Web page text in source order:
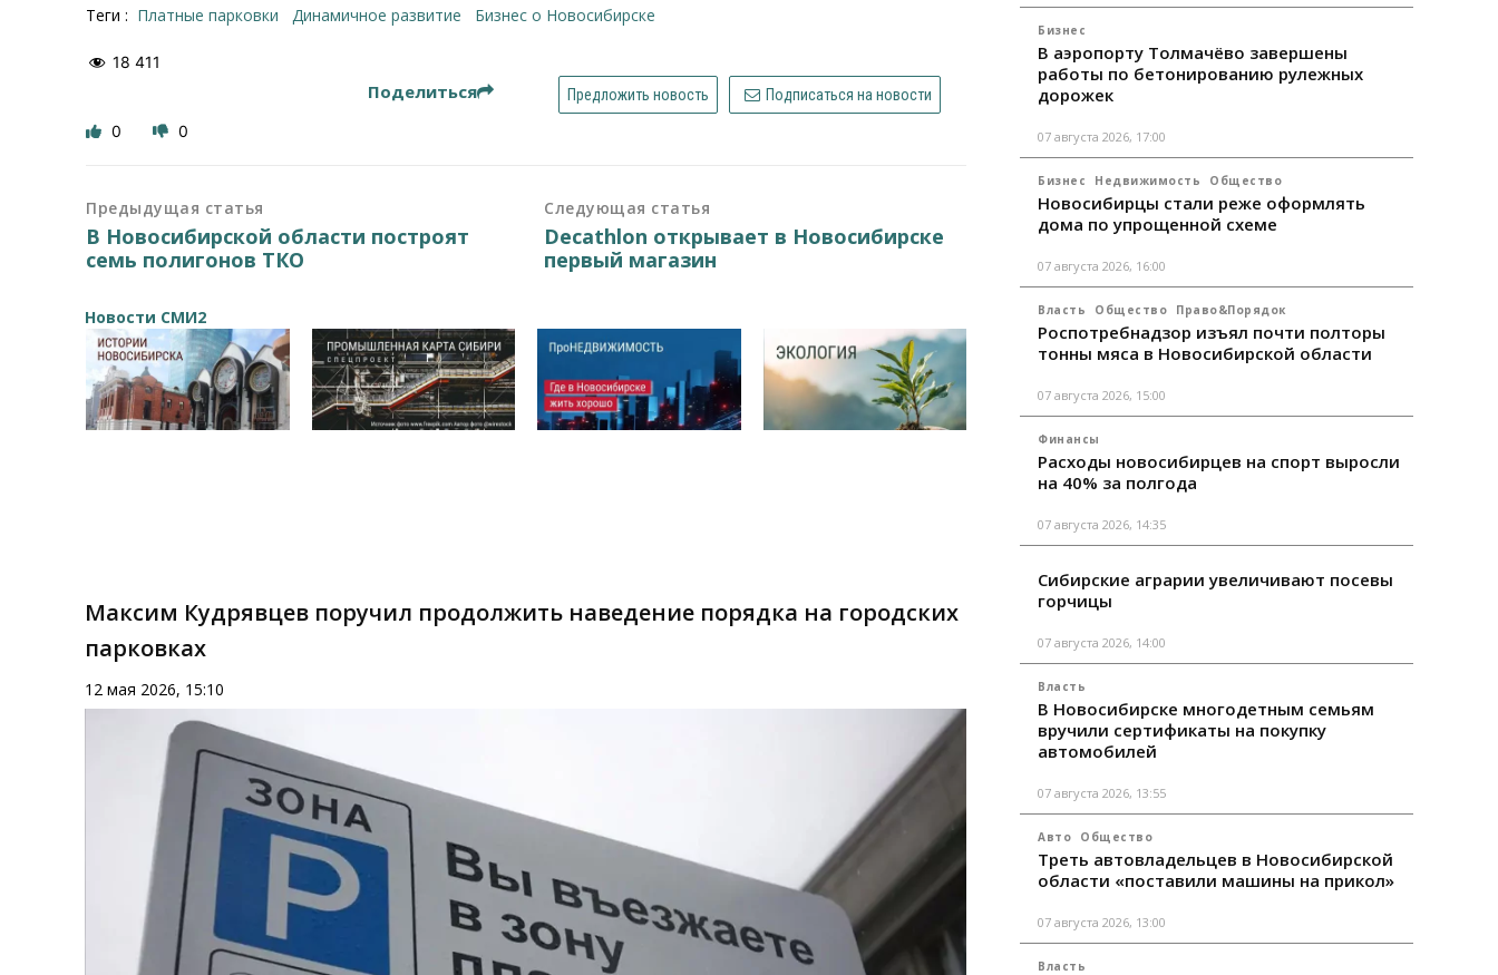
Теги : Платные парковки динамичное развитие бизнес о Новосибирске
18 411
Поделиться Предложить новость Подписаться на новости
0 0
Предыдущая статья
В Новосибирской области построят
семь полигонов ТКО
Следующая статья
Decathlon открывает в Новосибирске
первый магазин
Новости СМИ2
Максим Кудрявцев поручил продолжить наведение порядка на городских
парковках
12 мая 2026, 15:10
Бизнес
В аэропорту Толмачёво завершены
работы по бетонированию рулежных
дорожек
07 августа 2026, 17:00
Бизнес Недвижимость Общество
Новосибирцы стали реже оформлять
дома по упрощенной схеме
07 августа 2026, 16:00
Власть Общество Право&Порядок
Роспотребнадзор изъял почти полторы
тонны мяса в Новосибирской области
07 августа 2026, 15:00
Финансы
Расходы новосибирцев на спорт выросли
на 40% за полгода
07 августа 2026, 14:35
Сибирские аграрии увеличивают посевы
горчицы
07 августа 2026, 14:00
Власть
В Новосибирске многодетным семьям
вручили сертификаты на покупку
автомобилей
07 августа 2026, 13:55
Авто Общество
Треть автовладельцев в Новосибирской
области «поставили машины на прикол»
07 августа 2026, 13:00
Власть